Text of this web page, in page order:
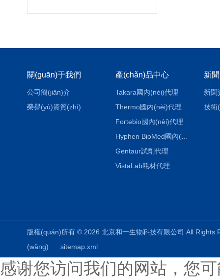
關(guān)于我們
公司簡(jiǎn)介
榮譽(yù)資質(zhì)
產(chǎn)品中心
Takara國內(nèi)代理
Thermo國內(nèi)代理
Fortebio國內(nèi)代理
Hyphen BioMed國內(nèi)代理
Gentaur試劑代理
VistaLab耗材代理
新
新聞
技術
版權(quán)所有 © 2026 北京和一生物科技有限公司 All
(wǎng)
sitemap.xml
感谢您访问我们的网站，您